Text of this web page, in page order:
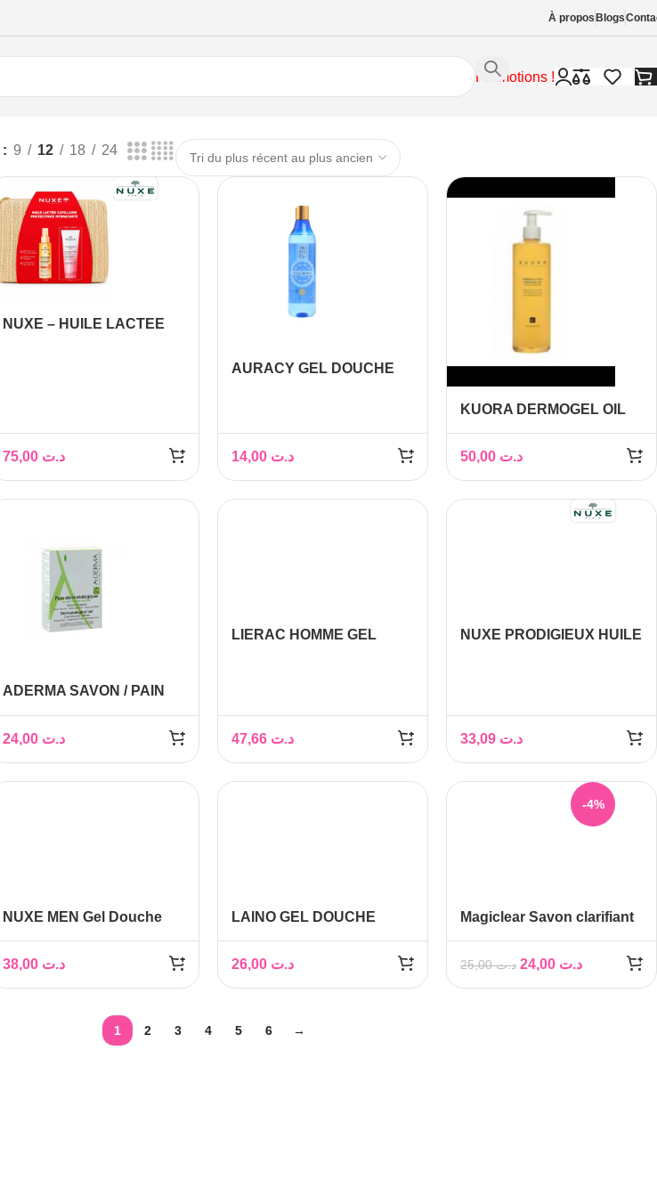
À propos Blogs
Promotions !
9 12 18 24
NUXE – HUILE LACTEE
د.ت
AURACY GEL DOUCHE
د.ت
KUORA DERMOGEL OIL
400ML
د.ت
ADERMA SAVON / PAIN
د.ت
LIERAC HOMME GEL
د.ت
NUXE PRODIGIEUX HUILE
د.ت
NUXE MEN Gel Douche
د.ت
LAINO GEL DOUCHE
د.ت
-4%
Magiclear Savon clarifiant
د.ت25,00 د.ت
1 2 3 4 5 6 →